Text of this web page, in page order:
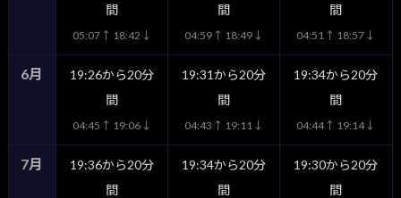
間
05:07↑ 18:42↓
間
04:59↑ 18:49↓
間
04:51↑ 18:57↓
6月
19:26から20分
間
04:45↑ 19:06↓
19:31から20分
間
04:43↑ 19:11↓
19:34から20分
間
04:44↑ 19:14↓
7月
19:36から20分
間
19:34から20分
間
19:30から20分
間